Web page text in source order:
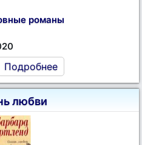
романы
Подробнее
любви